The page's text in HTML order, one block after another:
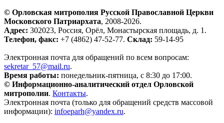
© Орловская митрополия Русской Православной Церкви
Московского Патриархата, 2008-2026.
Адрес: 302023, Россия, Орёл, Монастырская площадь, д. 1.
Телефон, факс: +7 (4862) 47-52-77. Склад: 59-14-95
Электронная почта для обращений по всем вопросам:
sekretar_57@mail.ru.
Время работы: понедельник-пятница, с 8:30 до 17:00.
© Информационно-аналитический отдел Орловской
митрополии. Контакты.
Электронная почта (только для обращений средств массовой
информации): infoeparh@yandex.ru.